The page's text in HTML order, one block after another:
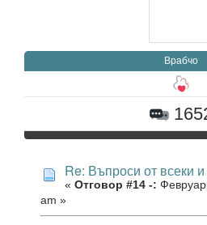
Врабчо
Re: Въпроси от всеки и
« Отговор #14 -:
am »